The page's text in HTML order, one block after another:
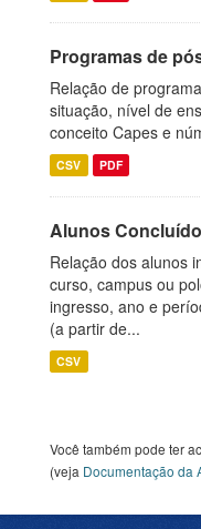
Programas de
Relação de
situação, nível de
conceito Capes e
CSV PDF
Alunos
Relação dos alunos
curso, campus ou
ingresso, ano e
(a partir de...
CSV
Você também pode ter
(veja Documentação da